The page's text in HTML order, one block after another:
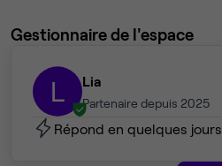
Gestionnaire de l'espace
L Lia
Partenaire depuis 2025
Répond en quelques jours